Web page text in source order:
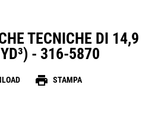
TECNICHE DI 14,9
- 316-5870
print STAMPA